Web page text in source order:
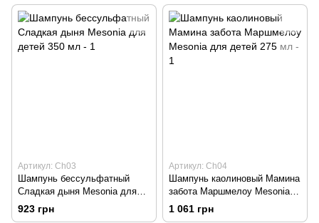
Артикул: Ch03
Шампунь бессульфатный
Сладкая дыня Mesonia для
детей 350 мл
923 грн
Артикул: Ch04
Шампунь каолиновый Мамина
забота Маршмелоу Mesonia
для детей 275 мл
1 061 грн